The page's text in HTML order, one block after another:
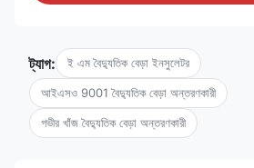
ট্যাগ: ই এম বৈদ্যুতিক বেড়া ইনসুলেটর
আইএসও 9001 বৈদ্যুতিক বেড়া অন্তরণকারী
গভীর খাঁজ বৈদ্যুতিক বেড়া অন্তরণকারী